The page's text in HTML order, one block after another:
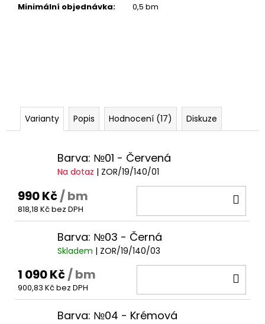
Minimální objednávka: 0,5 bm
Varianty Popis Hodnocení (17) Diskuze
Barva: №01 - Červená
Na dotaz | ZOR/19/140/01
990 Kč/ bm
818,18 Kč bez DPH
Barva: №03 - Černá
Skladem | ZOR/19/140/03
1 090 Kč/ bm
900,83 Kč bez DPH
Barva: №04 - Krémová